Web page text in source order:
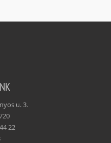
u. 3.
22